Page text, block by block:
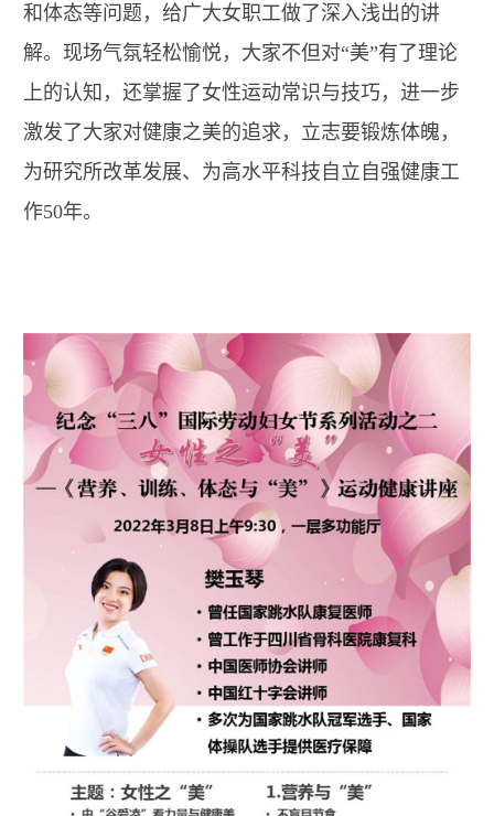
和体态等问题，给广大女职工做了深入浅出的讲
解。现场气氛轻松愉悦，大家不但对“美”有了理论
上的认知，还掌握了女性运动常识与技巧，进一步
激发了大家对健康之美的追求，立志要锻炼体魄，
为研究所改革发展、为高水平科技自立自强健康工
作50年。